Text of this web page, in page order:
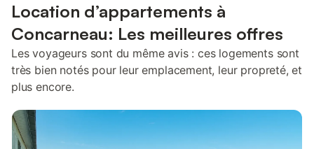
Location d’appartements à
Concarneau: Les meilleures offres
Les voyageurs sont du même avis : ces logements sont
très bien notés pour leur emplacement, leur propreté, et
plus encore.